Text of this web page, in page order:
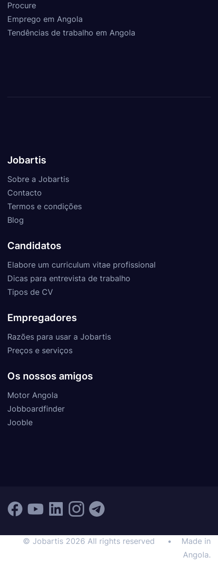
Procure
Emprego em Angola
Tendências de trabalho em Angola
Jobartis
Sobre a Jobartis
Contacto
Termos e condições
Blog
Candidatos
Elabore um curriculum vitae profissional
Dicas para entrevista de trabalho
Tipos de CV
Empregadores
Razões para usar a Jobartis
Preços e serviços
Os nossos amigos
Motor Angola
Jobboardfinder
Jooble
© Jobartis 2026 All rights reserved •
Made in
Angola.